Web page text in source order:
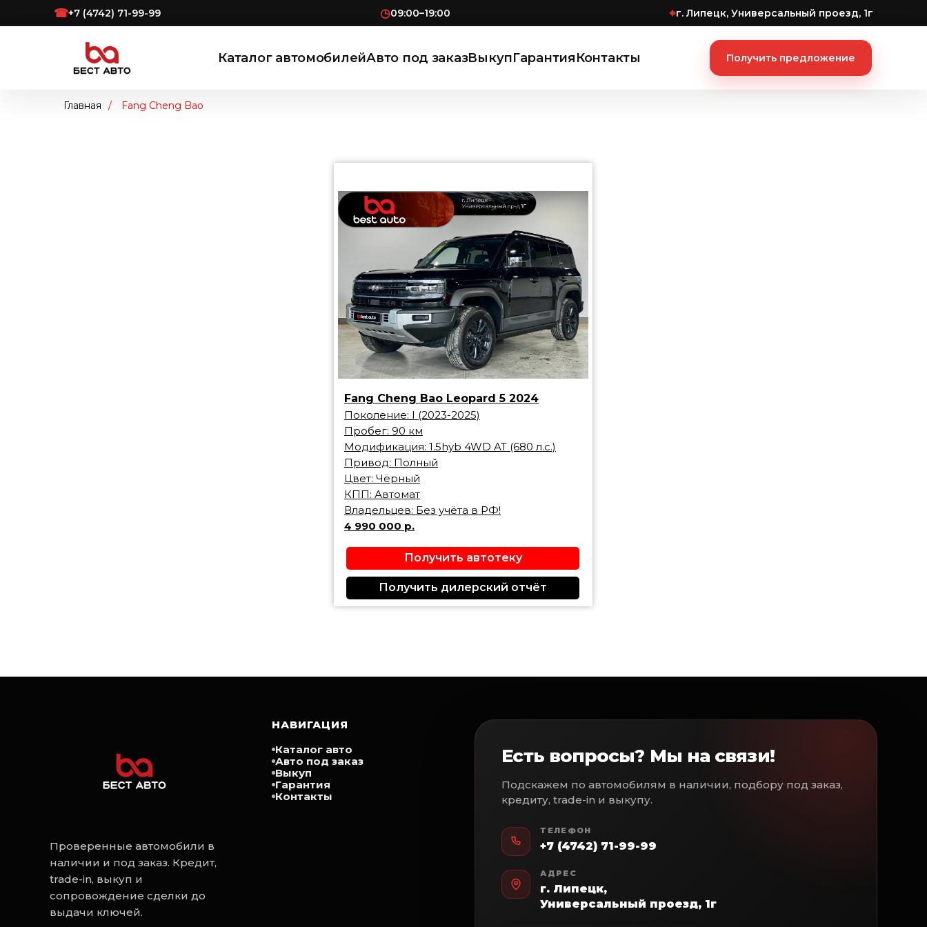
☎+7 (4742) 71-99-99 ◷09:00–19:00 ⌖г. Липецк, Универсальный проезд, 1г
Каталог автомобилейАвто под заказВыкупГарантияКонтакты Получить предложение
Главная / Fang Cheng Bao
Поколение: I (2023-2025)
Пробег: 90 км
Модификация: 1.5hyb 4WD AT (680 л.с.)
Привод: Полный
Цвет: Чёрный
КПП: Автомат
Владельцев: Без учёта в РФ!
4 990 000 р.
Получить автотеку
Fang Cheng Bao Leopard 5 2024
Получить дилерский отчёт
Проверенные автомобили в
наличии и под заказ. Кредит,
trade-in, выкуп и
сопровождение сделки до
выдачи ключей.
НАВИГАЦИЯ
Каталог авто
Авто под заказ
Выкуп
Гарантия
Контакты
Есть вопросы? Мы на связи!
Подскажем по автомобилям в наличии, подбору под заказ,
кредиту, trade-in и выкупу.
ТЕЛЕФОН
+7 (4742) 71-99-99
АДРЕС
г. Липецк,
Универсальный проезд, 1г